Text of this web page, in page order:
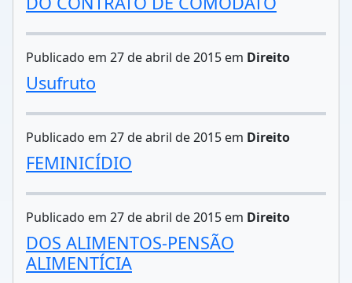
Publicado em 27 de abril de 2015 em Direito
Usufruto
Publicado em 27 de abril de 2015 em Direito
FEMINICÍDIO
Publicado em 27 de abril de 2015 em Direito
DOS ALIMENTOS-PENSÃO
ALIMENTÍCIA